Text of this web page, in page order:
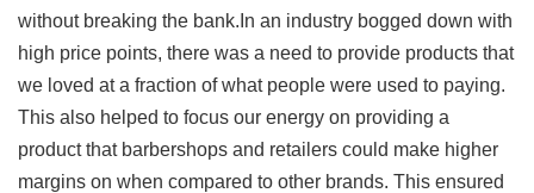
without breaking the bank.In an industry bogged down with
high price points, there was a need to provide products that
we loved at a fraction of what people were used to paying.
This also helped to focus our energy on providing a
product that barbershops and retailers could make higher
margins on when compared to other brands. This ensured